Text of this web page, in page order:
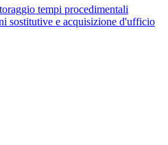
tempi procedimentali
sostitutive e acquisizione d'ufficio